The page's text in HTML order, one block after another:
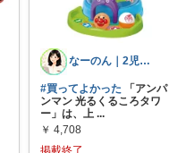
なーのん｜2児ワーママ＊育児/時短
#買ってよかった 「アンパ
ンマン 光るくるころタワ
ー」は、上 ...
￥ 4,708
掲載終了